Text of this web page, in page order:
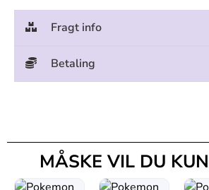
Fragt info
Betaling
MÅSKE VIL DU